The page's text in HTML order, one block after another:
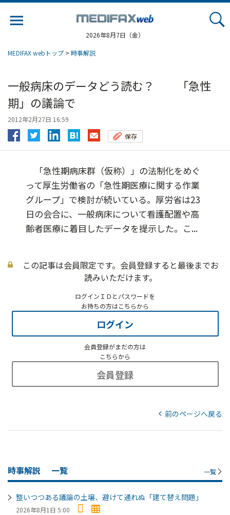
2026年8月7日（金）
MEDIFAX webトップ > 時事解説
一般病床のデータどう読む？ 「急性
期」の議論で
2012年2月27日 16:59
保存
「急性期病床群（仮称）」の法制化をめぐ
って厚生労働省の「急性期医療に関する作業
グループ」で検討が続いている。厚労省は23
日の会合に、一般病床について看護配置や高
齢者医療に着目したデータを提示した。こ...
この記事は会員限定です。会員登録すると最後までお
読みいただけます。
ログインＩＤとパスワードを
お持ちの方はこちらから
ログイン
会員登録がまだの方は
こちらから
会員登録
前のページへ戻る
時事解説 一覧 一覧
整いつつある議論の土壌、避けて通れぬ「建て替え問題」
2026年8月1日 5:00